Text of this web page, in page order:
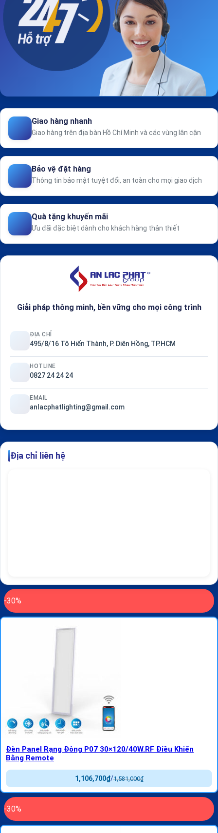
Giao hàng nhanh
Giao hàng trên địa bàn Hồ Chí Minh và các vùng lân cận
Bảo vệ đặt hàng
Thông tin bảo mật tuyệt đối, an toàn cho mọi giao dịch
Quà tặng khuyến mãi
Ưu đãi đặc biệt dành cho khách hàng thân thiết
Giải pháp thông minh, bền vững cho mọi công trình
ĐỊA CHỈ
495/8/16 Tô Hiến Thành, P. Diên Hồng, TP.HCM
HOTLINE
0827 24 24 24
EMAIL
anlacphatlighting@gmail.com
Địa chỉ liên hệ
-30%
Đèn Panel Rạng Đông P07 30×120/40W.RF Điều Khiển
Bằng Remote
1,581,000₫
/
1,106,700₫
-30%